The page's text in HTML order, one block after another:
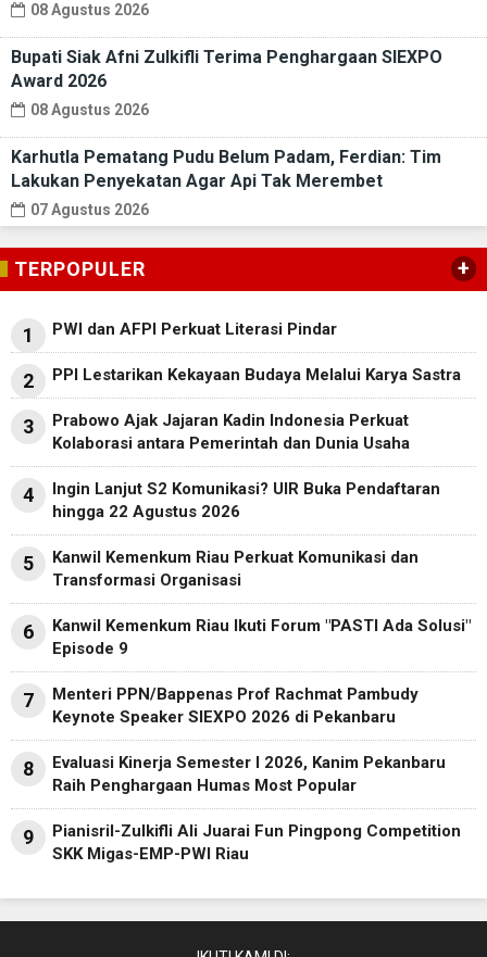
08 Agustus 2026
Bupati Siak Afni Zulkifli Terima Penghargaan SIEXPO
Award 2026
08 Agustus 2026
Karhutla Pematang Pudu Belum Padam, Ferdian: Tim
Lakukan Penyekatan Agar Api Tak Merembet
07 Agustus 2026
TERPOPULER +
1 PWI dan AFPI Perkuat Literasi Pindar
2 PPI Lestarikan Kekayaan Budaya Melalui Karya Sastra
3
Prabowo Ajak Jajaran Kadin Indonesia Perkuat
Kolaborasi antara Pemerintah dan Dunia Usaha
4
Ingin Lanjut S2 Komunikasi? UIR Buka Pendaftaran
hingga 22 Agustus 2026
5
Kanwil Kemenkum Riau Perkuat Komunikasi dan
Transformasi Organisasi
6
Kanwil Kemenkum Riau Ikuti Forum "PASTI Ada Solusi"
Episode 9
7
Menteri PPN/Bappenas Prof Rachmat Pambudy
Keynote Speaker SIEXPO 2026 di Pekanbaru
8
Evaluasi Kinerja Semester I 2026, Kanim Pekanbaru
Raih Penghargaan Humas Most Popular
9
Pianisril-Zulkifli Ali Juarai Fun Pingpong Competition
SKK Migas-EMP-PWI Riau